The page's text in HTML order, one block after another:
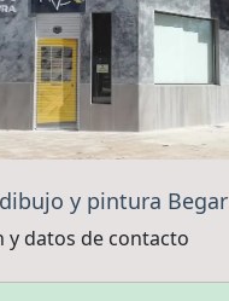
y pintura Begar
y datos de contacto